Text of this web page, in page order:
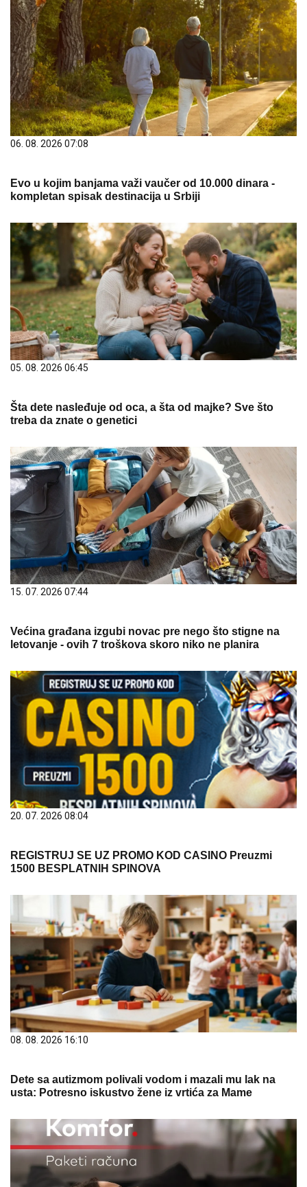
06. 08. 2026 07:08
Evo u kojim banjama važi vaučer od 10.000 dinara -
kompletan spisak destinacija u Srbiji
05. 08. 2026 06:45
Šta dete nasleđuje od oca, a šta od majke? Sve što
treba da znate o genetici
15. 07. 2026 07:44
Većina građana izgubi novac pre nego što stigne na
letovanje - ovih 7 troškova skoro niko ne planira
20. 07. 2026 08:04
REGISTRUJ SE UZ PROMO KOD CASINO Preuzmi
1500 BESPLATNIH SPINOVA
08. 08. 2026 16:10
Dete sa autizmom polivali vodom i mazali mu lak na
usta: Potresno iskustvo žene iz vrtića za Mame